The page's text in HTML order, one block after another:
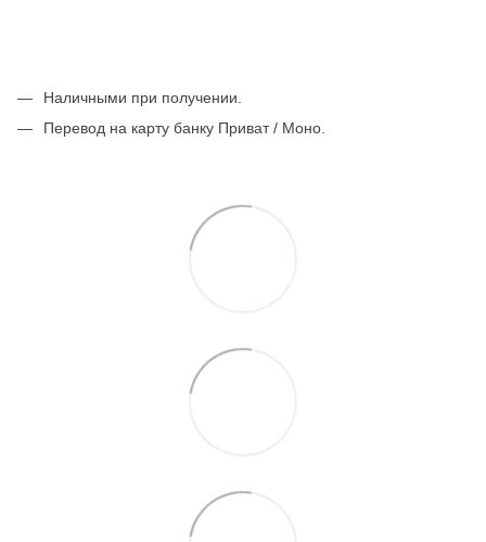
Наличными при получении.
Перевод на карту банку Приват / Моно.